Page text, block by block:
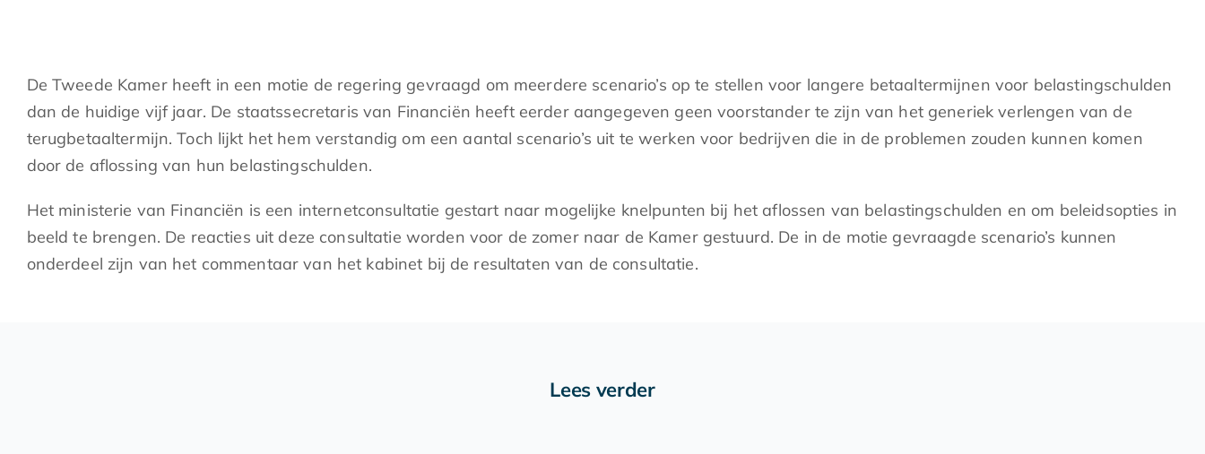
De Tweede Kamer heeft in een motie de regering gevraagd om meerdere scenario’s op te stellen voor langere betaaltermijnen voor belastingschulden
dan de huidige vijf jaar. De staatssecretaris van Financiën heeft eerder aangegeven geen voorstander te zijn van het generiek verlengen van de
terugbetaaltermijn. Toch lijkt het hem verstandig om een aantal scenario’s uit te werken voor bedrijven die in de problemen zouden kunnen komen
door de aflossing van hun belastingschulden.
Het ministerie van Financiën is een internetconsultatie gestart naar mogelijke knelpunten bij het aflossen van belastingschulden en om beleidsopties in
beeld te brengen. De reacties uit deze consultatie worden voor de zomer naar de Kamer gestuurd. De in de motie gevraagde scenario’s kunnen
onderdeel zijn van het commentaar van het kabinet bij de resultaten van de consultatie.
Lees verder